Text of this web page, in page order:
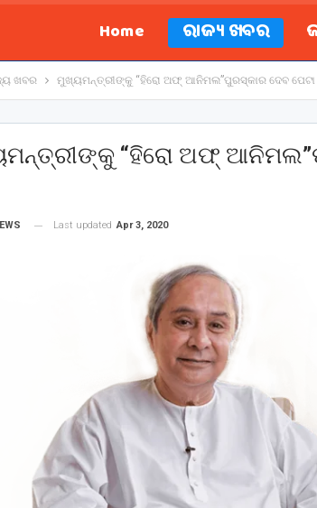
Home ରାଜ୍ୟ ଖବର
ଖବର ମୁଖ୍ୟମନ୍ତ୍ରୀଙ୍କୁ “ହିରୋ ଅଫ୍ ଆନିମଲ”ପୁରସ୍କାର ଦେବ
“ହିରୋ ଅଫ୍
Last updated Apr 3, 2020